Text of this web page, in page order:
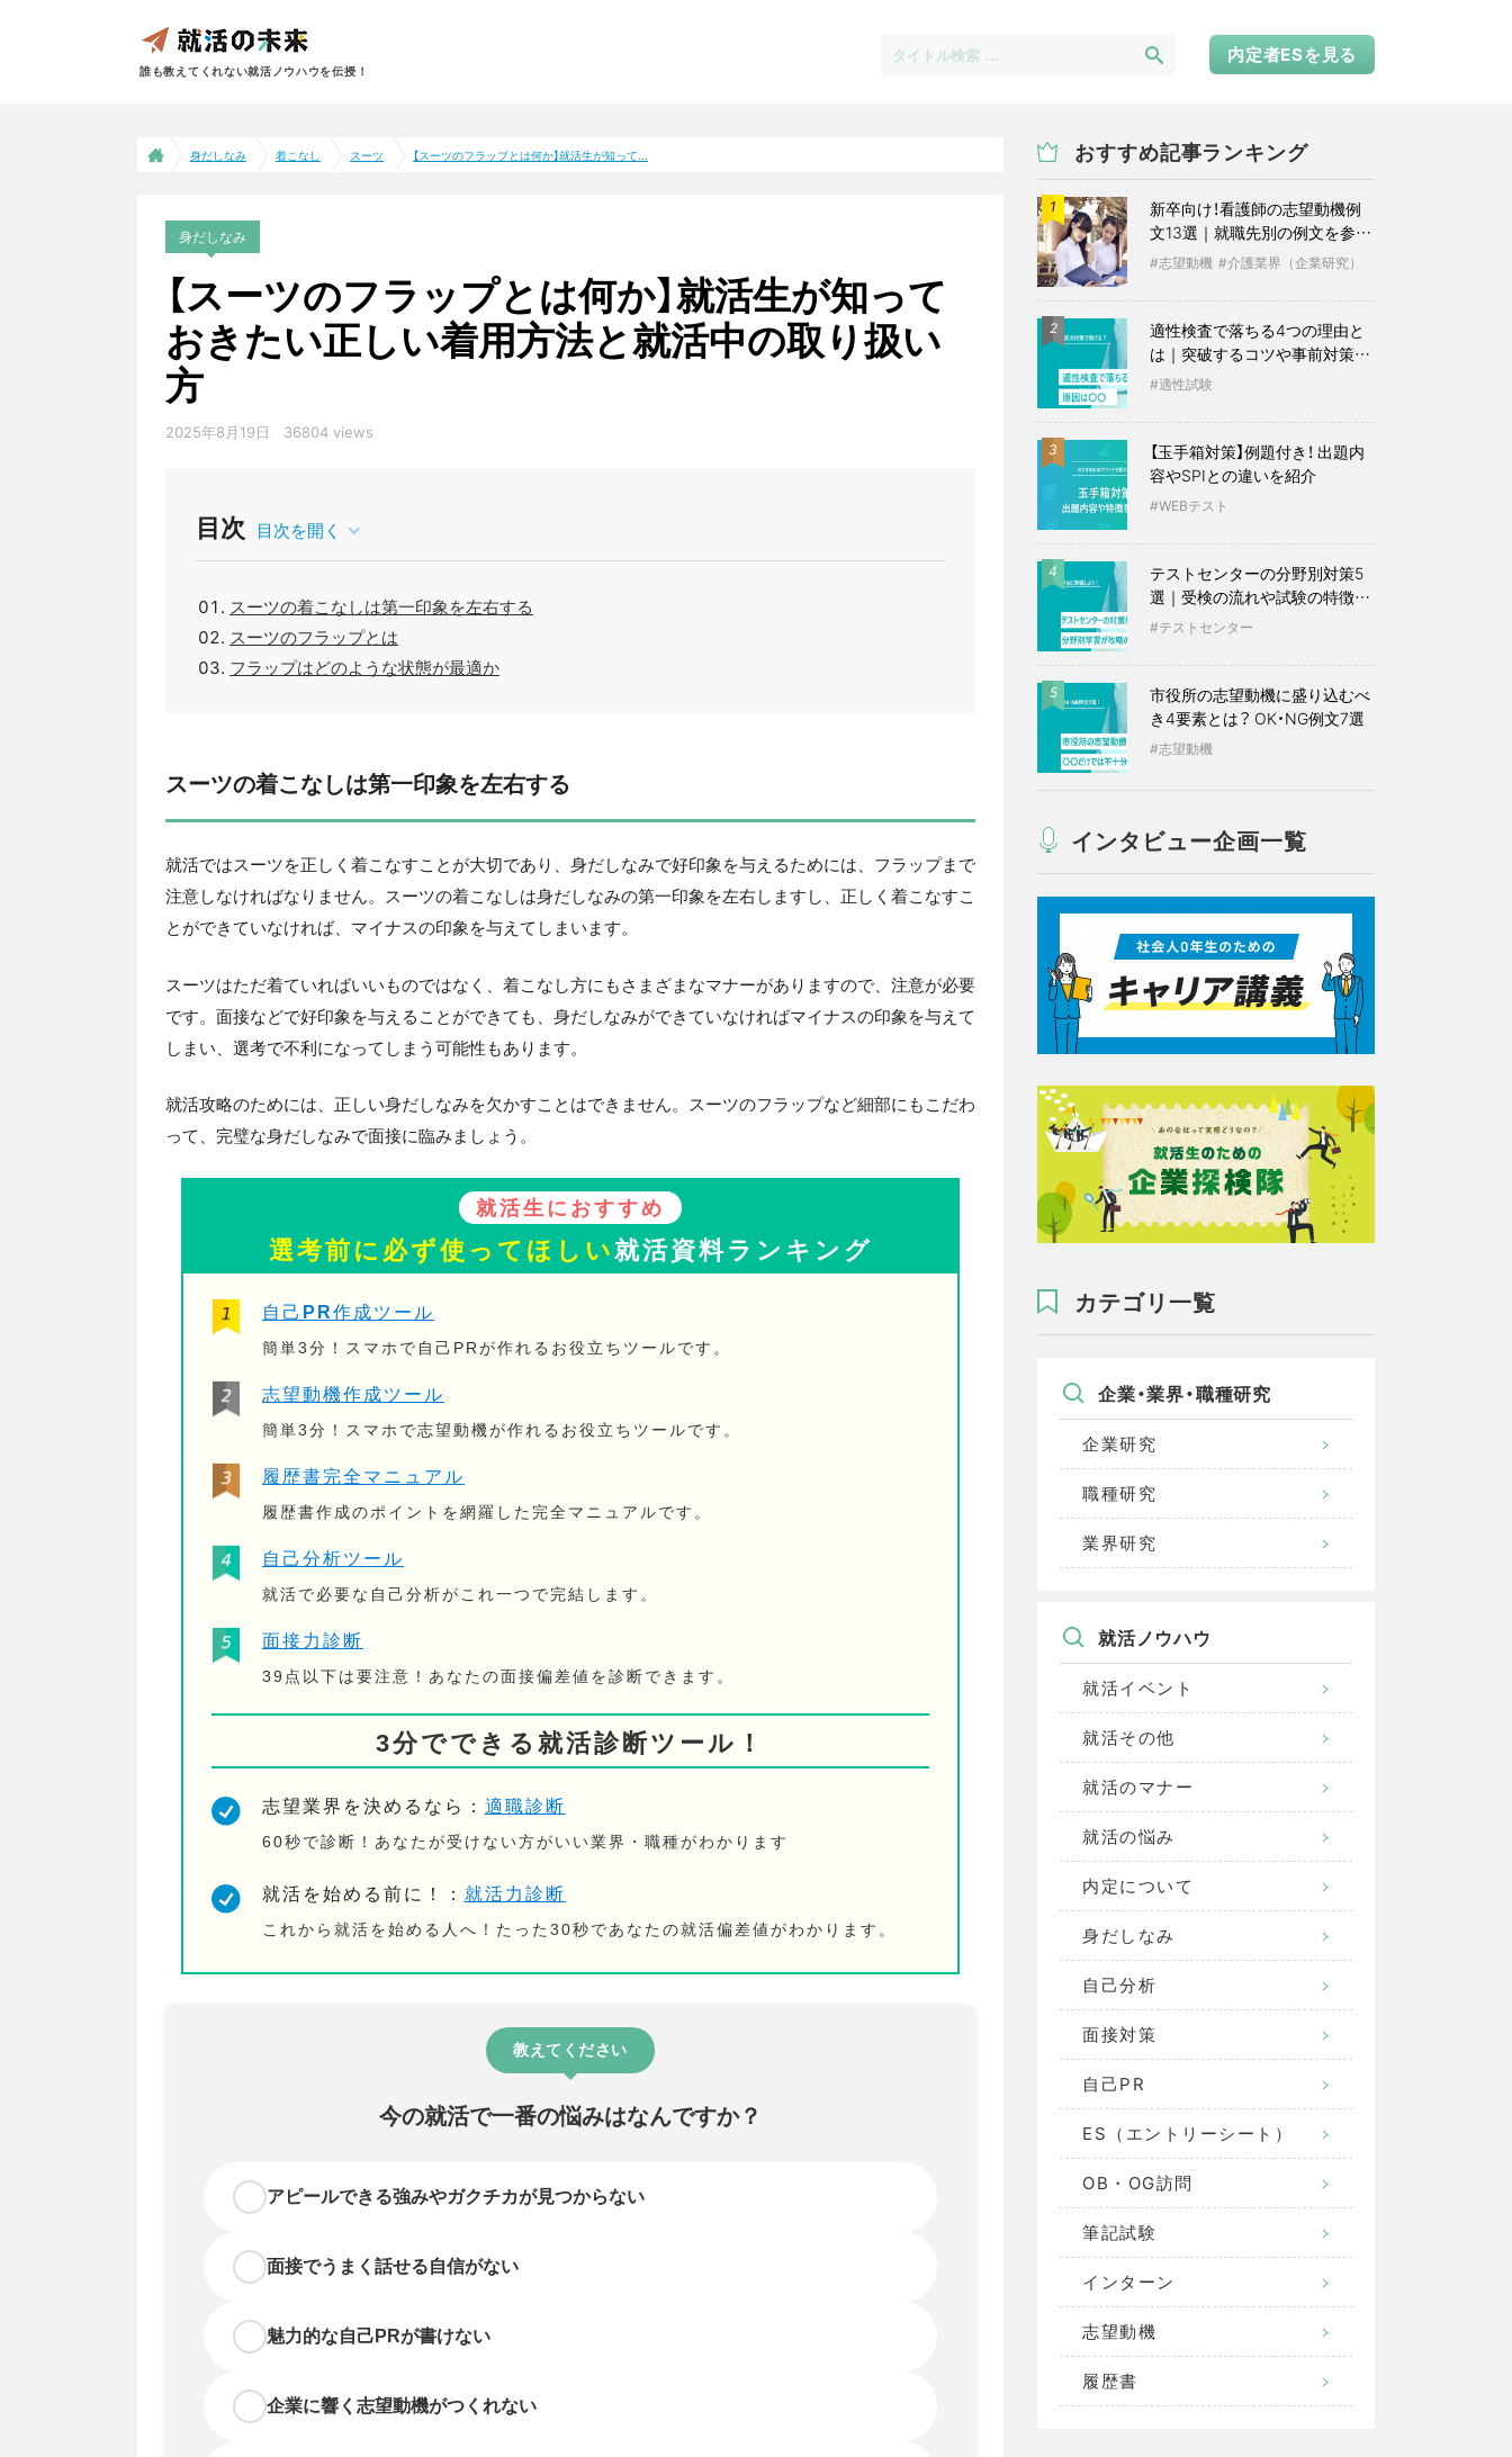
誰も教えてくれない就活ノウハウを伝授！
内定者ESを見る
身だしなみ 着こなし スーツ 【スーツのフラップとは何か】就活生が知って...
身だしなみ
【スーツのフラップとは何か】就活生が知って
おきたい正しい着用方法と就活中の取り扱い
方
2025年8月19日 36804 views
目次 目次を開く
スーツの着こなしは第一印象を左右する
スーツのフラップとは
フラップはどのような状態が最適か
スーツの着こなしは第一印象を左右する
就活ではスーツを正しく着こなすことが大切であり、身だしなみで好印象を与えるためには、フラップまで
注意しなければなりません。スーツの着こなしは身だしなみの第一印象を左右しますし、正しく着こなすこ
とができていなければ、マイナスの印象を与えてしまいます。
スーツはただ着ていればいいものではなく、着こなし方にもさまざまなマナーがありますので、注意が必要
です。面接などで好印象を与えることができても、身だしなみができていなければマイナスの印象を与えて
しまい、選考で不利になってしまう可能性もあります。
就活攻略のためには、正しい身だしなみを欠かすことはできません。スーツのフラップなど細部にもこだわ
って、完璧な身だしなみで面接に臨みましょう。
就活生におすすめ
選考前に必ず使ってほしい就活資料ランキング
自己PR作成ツール
簡単3分！スマホで自己PRが作れるお役立ちツールです。
志望動機作成ツール
簡単3分！スマホで志望動機が作れるお役立ちツールです。
履歴書完全マニュアル
履歴書作成のポイントを網羅した完全マニュアルです。
自己分析ツール
就活で必要な自己分析がこれ一つで完結します。
面接力診断
39点以下は要注意！あなたの面接偏差値を診断できます。
3分でできる就活診断ツール！
志望業界を決めるなら： 適職診断
60秒で診断！あなたが受けない方がいい業界・職種がわかります
就活を始める前に！： 就活力診断
これから就活を始める人へ！たった30秒であなたの就活偏差値がわかります。
おすすめ記事ランキング
1
新卒向け！看護師の志望動機例
文13選｜就職先別の例文を参考
に志望動機 介護業界（企業研究）
2
適性検査で落ちる4つの理由と
は｜突破するコツや事前対策も
紹介
適性試験
3
【玉手箱対策】例題付き！ 出題内
容やSPIとの違いを紹介
WEBテスト
4
テストセンターの分野別対策5
選｜受検の流れや試験の特徴も
紹介
テストセンター
5
市役所の志望動機に盛り込むべ
き4要素とは？ OK・NG例文7選
志望動機
インタビュー企画一覧
カテゴリ一覧
企業・業界・職種研究
企業研究
職種研究
業界研究
就活ノウハウ
就活イベント
就活その他
就活のマナー
就活の悩み
内定について
身だしなみ
自己分析
面接対策
自己PR
ES（エントリーシート）
OB・OG訪問
筆記試験
インターン
志望動機
履歴書